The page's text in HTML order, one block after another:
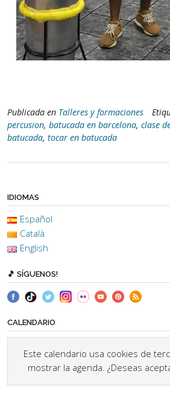
Publicada en Talleres y formaciones
percusion, batucada en barcelona, clase
batucada, tocar en batucada
IDIOMAS
Español
Català
English
🎵 SÍGUENOS!
CALENDARIO
Este calendario usa cookies de
mostrar la agenda. ¿Deseas